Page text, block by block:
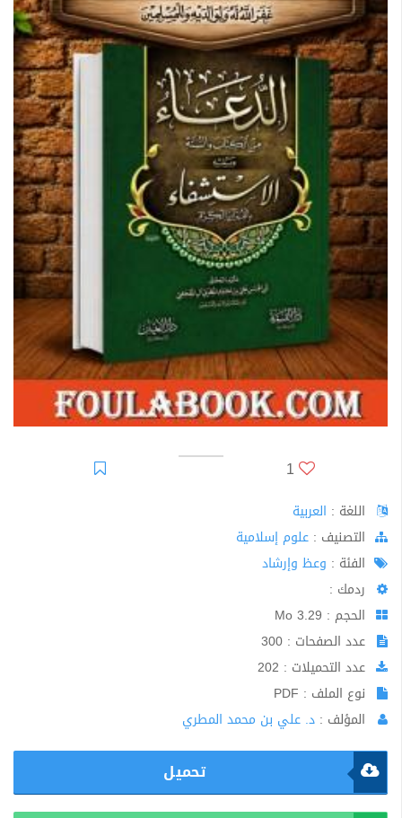
1
اللغة : العربية
اﻟﺘﺼﻨﻴﻒ : علوم إسلامية
الفئة : وعظ وإرشاد
ردمك :
الحجم : 3.29 Mo
عدد الصفحات : 300
عدد التحميلات : 202
نوع الملف : PDF
المؤلف : د. علي بن محمد المطري
تحميل